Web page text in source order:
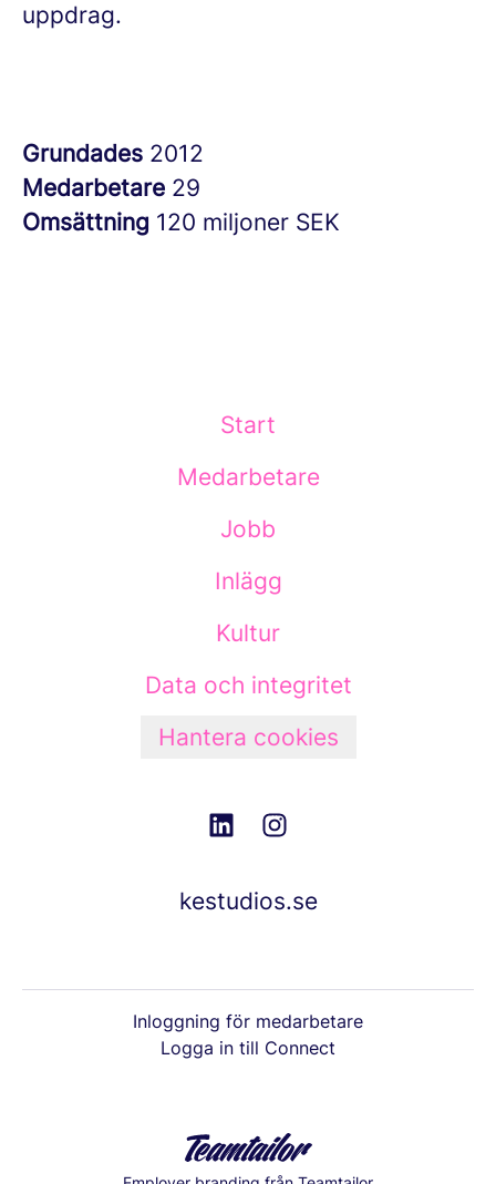
uppdrag.
Grundades 2012
Medarbetare 29
Omsättning 120 miljoner SEK
Start
Medarbetare
Jobb
Inlägg
Kultur
Data och integritet
Hantera cookies
kestudios.se
Inloggning för medarbetare
Logga in till Connect